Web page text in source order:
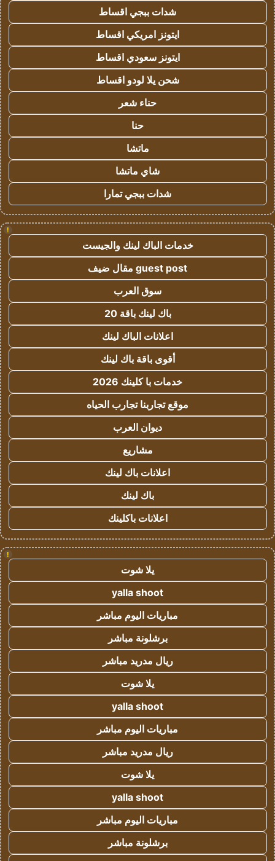
شدات ببجي اقساط
ايتونز امريكي اقساط
ايتونز سعودي اقساط
شحن يلا لودو اقساط
حناء شعر
حنا
ماتشا
شاي ماتشا
شدات ببجي تمارا
!
خدمات الباك لينك والجيست
guest post مقال ضيف
سوق العرب
باك لينك باقة 20
اعلانات الباك لينك
أقوى باقة باك لينك
خدمات با كلينك 2026
موقع تجاربنا تجارب الحياه
ديوان العرب
مشاريع
اعلانات باك لينك
باك لينك
اعلانات باكلينك
!
يلا شوت
yalla shoot
مباريات اليوم مباشر
برشلونة مباشر
ريال مدريد مباشر
يلا شوت
yalla shoot
مباريات اليوم مباشر
ريال مدريد مباشر
يلا شوت
yalla shoot
مباريات اليوم مباشر
برشلونة مباشر